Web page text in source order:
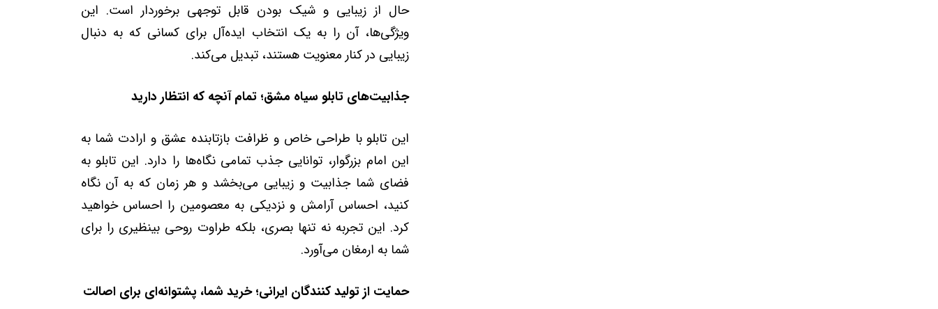
حال از زیبایی و شیک بودن قابل توجهی برخوردار است. این
ویژگی‌ها، آن را به یک انتخاب ایده‌آل برای کسانی که به دنبال
زیبایی در کنار معنویت هستند، تبدیل می‌کند.
جذابیت‌های تابلو سیاه مشق؛ تمام آنچه که انتظار دارید
این تابلو با طراحی خاص و ظرافت بازتابنده عشق و ارادت شما به
این امام بزرگوار، توانایی جذب تمامی نگاه‌ها را دارد. این تابلو به
فضای شما جذابیت و زیبایی می‌بخشد و هر زمان که به آن نگاه
کنید، احساس آرامش و نزدیکی به معصومین را احساس خواهید
کرد. این تجربه نه تنها بصری، بلکه طراوت روحی بینظیری را برای
شما به ارمغان می‌آورد.
حمایت از تولید کنندگان ایرانی؛ خرید شما، پشتوانه‌ای برای اصالت